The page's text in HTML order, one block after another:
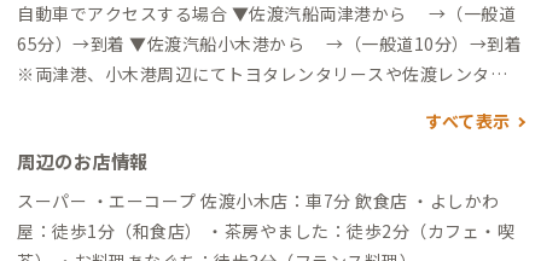
自動車でアクセスする場合 ▼佐渡汽船両津港から →（一般道
65分）→到着 ▼佐渡汽船小木港から →（一般道10分）→到着
※両津港、小木港周辺にてトヨタレンタリースや佐渡レンタカ
すべて表示
周辺のお店情報
スーパー ・エーコープ 佐渡小木店：車7分 飲食店 ・よしかわ
屋：徒歩1分（和食店） ・茶房やました：徒歩2分（カフェ・喫